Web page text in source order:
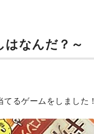
はなんだ？～
るゲームをしました！